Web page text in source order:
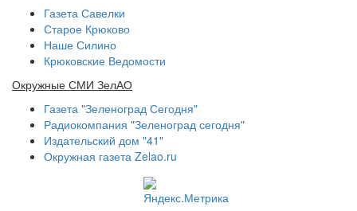
Газета Савелки
Старое Крюково
Наше Силино
Крюковские Ведомости
Окружные СМИ ЗелАО
Газета "Зеленоград Сегодня"
Радиокомпания "Зеленоград сегодня"
Издательский дом "41"
Окружная газета Zelao.ru